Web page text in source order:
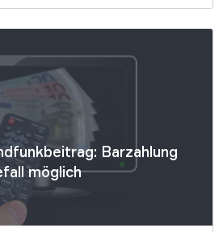
24 Millionen Bausparverträge
auf jeden zweiten Haushalt
Barzahlung
möglich